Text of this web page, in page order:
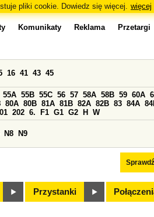
pliki cookie. Dowiedz się więcej. więcej
Komunikaty Reklama Przetargi
16 41 43 45
55A 55B 55C 56 57 58A 58B 59 60A
80A 80B 81A 81B 82A 82B 83 84A
202 6. F1 G1 G2 H W
N8 N9
Przystanki